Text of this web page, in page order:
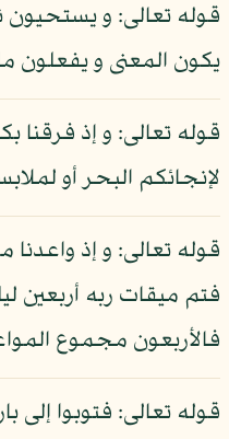
قوله تعالى: و يستحيون
يكون المعنى و يفعلون
قوله تعالى: و إذ فرقنا
لإنجائكم البحر أو
قوله تعالى: و إذ
فالأربعون مجموع
قوله تعالى: فتوبوا إلى